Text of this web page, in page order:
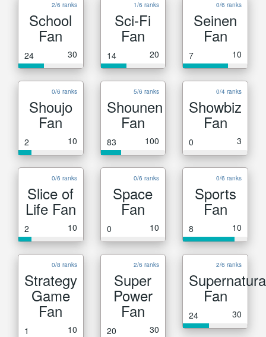
2/6 ranks
School
Fan
24 30
1/6 ranks
Sci-Fi
Fan
14 20
0/6 ranks
Seinen
Fan
7 10
0/6 ranks
Shoujo
Fan
2 10
5/6 ranks
Shounen
Fan
83 100
0/4 ranks
Showbiz
Fan
0 3
0/6 ranks
Slice of
Life Fan
2 10
0/6 ranks
Space
Fan
0 10
0/6 ranks
Sports
Fan
8 10
0/8 ranks
Strategy
Game
Fan
1 10
2/6 ranks
Super
Power
Fan
20 30
2/6 ranks
Fan
24 30